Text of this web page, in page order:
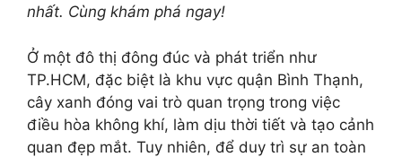
nhất. Cùng khám phá ngay!
Ở một đô thị đông đúc và phát triển như
TP.HCM, đặc biệt là khu vực quận Bình Thạnh,
cây xanh đóng vai trò quan trọng trong việc
điều hòa không khí, làm dịu thời tiết và tạo cảnh
quan đẹp mắt. Tuy nhiên, để duy trì sự an toàn